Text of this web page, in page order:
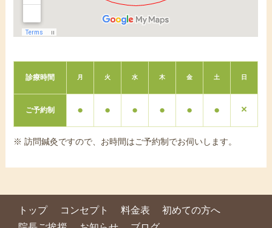
診療時間 月 火 水 木 金 土 日
ご予約制 ● ● ● ● ● ● ×
※ 訪問鍼灸ですので、お時間はご予約制でお伺いします。
トップ コンセプト 料金表
初めての方へ